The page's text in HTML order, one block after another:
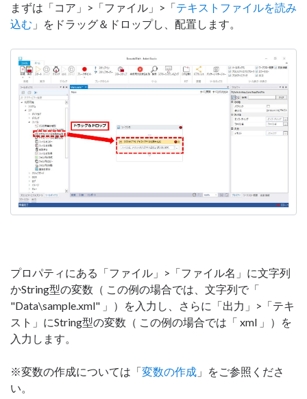
まずは「コア」>「ファイル」>「テキストファイルを読み
込む 」をドラッグ＆ドロップし、配置します。
プロパティにある「ファイル」>「ファイル名」に文字列
かString型の変数（ この例の場合では、文字列で「
"Data\sample.xml" 」）を入力し、さらに「出力」>「テキ
スト」にString型の変数（ この例の場合では「 xml 」）を
入力します。
※変数の作成については「変数の作成 」をご参照くださ
い。